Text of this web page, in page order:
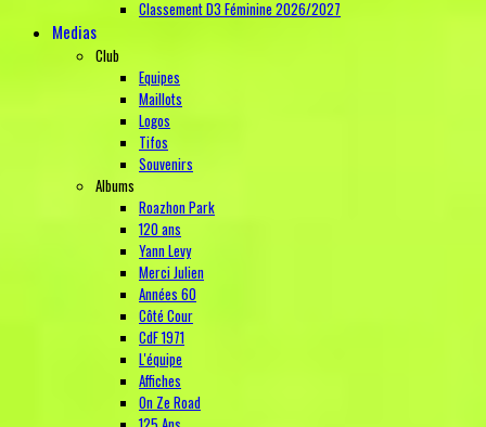
Classement D3 Féminine 2026/2027
Medias
Club
Equipes
Maillots
Logos
Tifos
Souvenirs
Albums
Roazhon Park
120 ans
Yann Levy
Merci Julien
Années 60
Côté Cour
CdF 1971
L'équipe
Affiches
On Ze Road